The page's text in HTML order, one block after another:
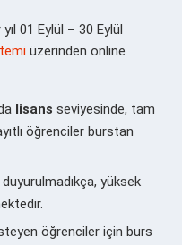
01 Eylül – 30 Eylül
üzerinden online
lisans seviyesinde, tam
öğrenciler burstan
yüksek
öğrenciler için burs